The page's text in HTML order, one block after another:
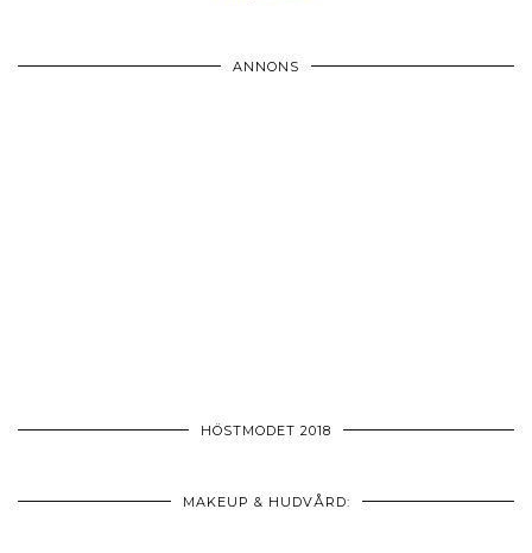
ANNONS
HÖSTMODET 2018
MAKEUP & HUDVÅRD: